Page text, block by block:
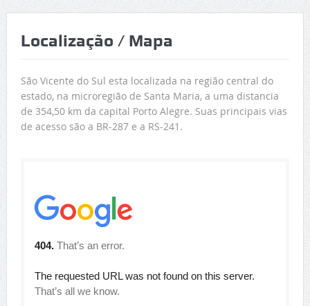
Localização / Mapa
São Vicente do Sul esta localizada na região central do
estado, na microregião de Santa Maria, a uma distancia
de 354,50 km da capital Porto Alegre. Suas principais vias
de acesso são a BR-287 e a RS-241.